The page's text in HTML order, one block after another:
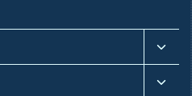
child
menu